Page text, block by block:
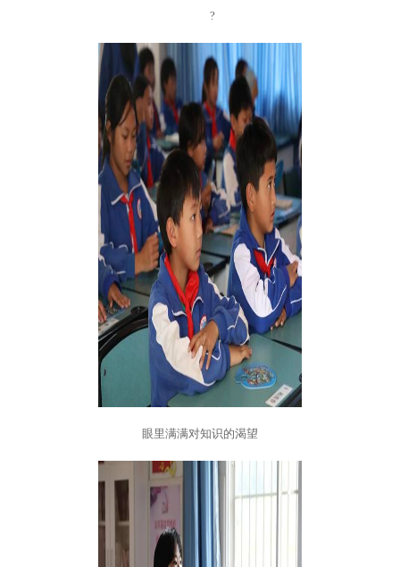
?
眼里满满对知识的渴望